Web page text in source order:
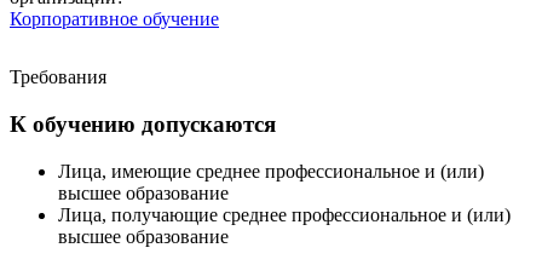
Корпоративное обучение
Требования
К обучению допускаются
Лица, имеющие среднее профессиональное и (или)
высшее образование
Лица, получающие среднее профессиональное и (или)
высшее образование